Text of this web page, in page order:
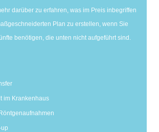
darüber zu erfahren, was im Preis inbegriffen
Plan zu erstellen, wenn Sie
benötigen, die unten nicht aufgeführt sind.
im Krankenhaus